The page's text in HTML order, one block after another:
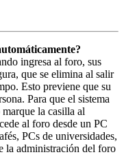
ingresa al foro, sus
que se elimina al salir
Esto previene que su
Para que el sistema
la casilla al
al foro desde un PC
PCs de universidades,
la administración del foro